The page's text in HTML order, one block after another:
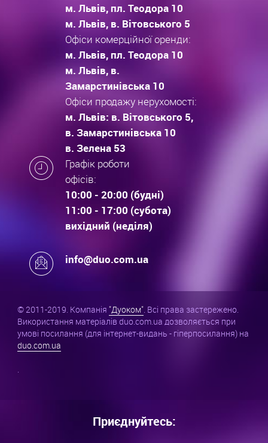
м. Львів, пл. Теодора 10
м. Львів, в. Вітовського 5
Офіси комерційної оренди:
м. Львів, пл. Теодора 10
м. Львів, в.
Замарстинівська 10
Офіси продажу нерухомості:
м. Львів: в. Вітовського 5,
в. Замарстинівська 10
в. Зелена 53
Графік роботи
офісів:
10:00 - 20:00 (будні)
11:00 - 17:00 (субота)
вихідний (неділя)
info@duo.com.ua
© 2011-2019. Компанія "Дуоком". Всі права застережено.
Використання матеріалів duo.com.ua дозволяється при
умові посилання (для інтернет-видань - гіперпосилання) на
duo.com.ua
.
Приєднуйтесь: